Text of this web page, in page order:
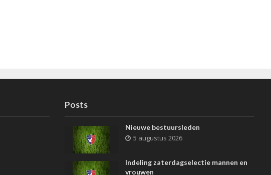
Posts
Nieuwe bestuursleden
5 augustus 2026
Indeling zaterdagselectie mannen en
vrouwen